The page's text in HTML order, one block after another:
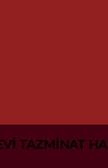
TAZMİNAT